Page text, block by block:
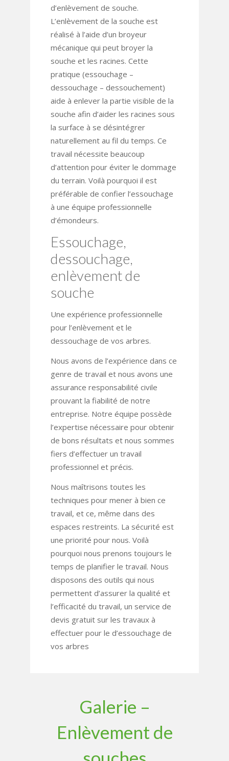
d’enlèvement de souche.
L’enlèvement de la souche est
réalisé à l’aide d’un broyeur
mécanique qui peut broyer la
souche et les racines. Cette
pratique (essouchage –
dessouchage – dessouchement)
aide à enlever la partie visible de la
souche afin d’aider les racines sous
la surface à se désintégrer
naturellement au fil du temps. Ce
travail nécessite beaucoup
d’attention pour éviter le dommage
du terrain. Voilà pourquoi il est
préférable de confier l’essouchage
à une équipe professionnelle
d’émondeurs.
Essouchage,
dessouchage,
enlèvement de
souche
Une expérience professionnelle
pour l’enlèvement et le
dessouchage de vos arbres.
Nous avons de l’expérience dans ce
genre de travail et nous avons une
assurance responsabilité civile
prouvant la fiabilité de notre
entreprise. Notre équipe possède
l’expertise nécessaire pour obtenir
de bons résultats et nous sommes
fiers d’effectuer un travail
professionnel et précis.
Nous maîtrisons toutes les
techniques pour mener à bien ce
travail, et ce, même dans des
espaces restreints. La sécurité est
une priorité pour nous. Voilà
pourquoi nous prenons toujours le
temps de planifier le travail. Nous
disposons des outils qui nous
permettent d’assurer la qualité et
l’efficacité du travail, un service de
devis gratuit sur les travaux à
effectuer pour le d’essouchage de
vos arbres
Galerie –
Enlèvement de